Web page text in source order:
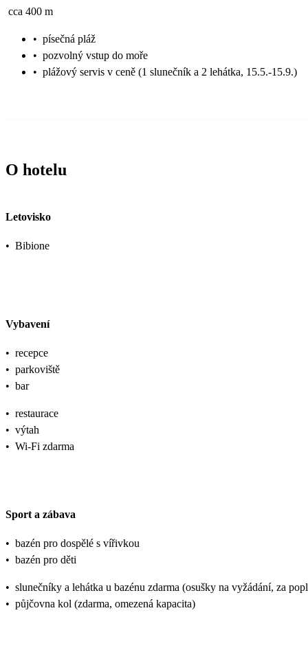
cca 400 m
• písečná pláž
• pozvolný vstup do moře
• plážový servis v ceně (1 slunečník a 2 lehátka, 15.5.-15.9.)
O hotelu
Letovisko
• Bibione
Vybavení
• recepce
• parkoviště
• bar
• restaurace
• výtah
• Wi-Fi zdarma
Sport a zábava
• bazén pro dospělé s vířivkou
• bazén pro děti
• slunečníky a lehátka u bazénu zdarma (osušky na vyžádání, za
• půjčovna kol (zdarma, omezená kapacita)